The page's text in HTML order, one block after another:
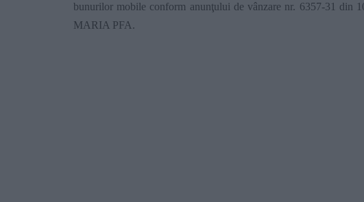
bunurilor mobile conform anunţului de vânzare nr. 6357-31 din
MARIA PFA.